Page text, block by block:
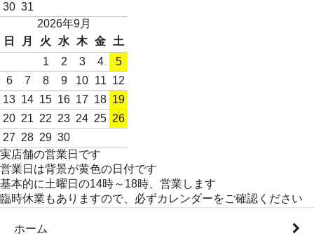
30 31
2026年9月
日
月 火 水 木 金
土
1
2 3 4
5
6
7 8 9 10 11 12
13 14 15 16 17 18 19
20 21 22 23 24 25 26
27 28 29 30
実店舗の営業日です
営業日は背景が黄色の日付です
基本的に土曜日の14時～18時、営業します
臨時休業もありますので、必ずカレンダーをご確認ください
ホーム